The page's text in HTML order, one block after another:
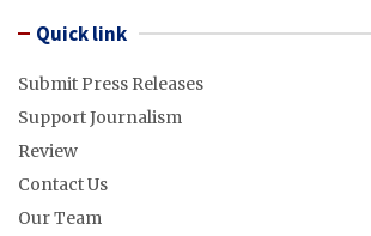
Quick link
Submit Press Releases
Support Journalism
Review
Contact Us
Our Team